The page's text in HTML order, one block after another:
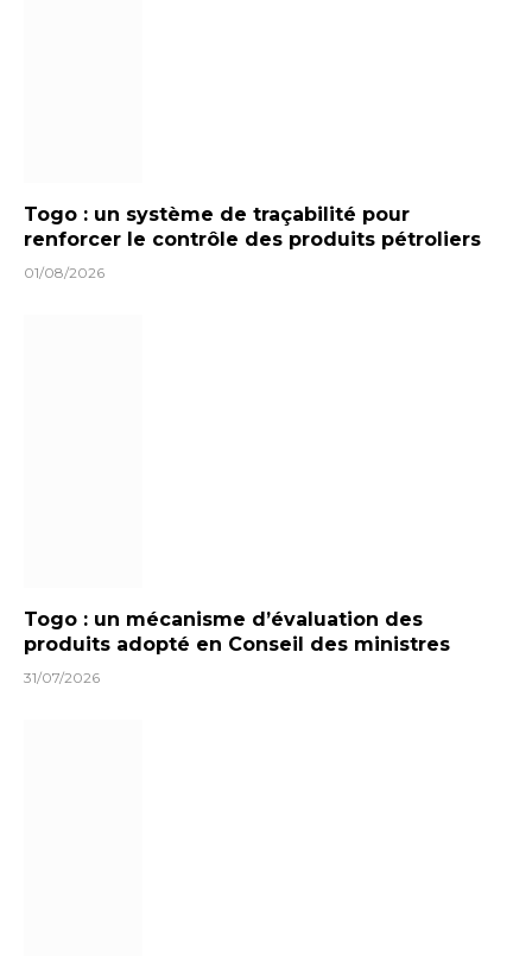
Togo : un système de traçabilité pour
renforcer le contrôle des produits pétroliers
01/08/2026
Togo : un mécanisme d’évaluation des
produits adopté en Conseil des ministres
31/07/2026